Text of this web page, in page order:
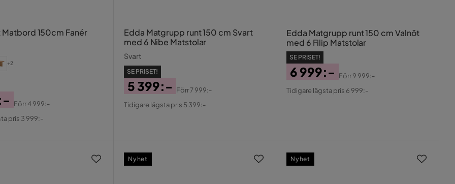
Matbord 150cm Fanér
+2
Förr4 999:-
pris 3 999:-
Edda Matgrupp runt 150 cm Svart
med 6 Nibe Matstolar
Svart
SE PRISET!
Pris
5 399:-
Original
Förr7 999:-
Tidigare lägsta pris 5 399:-
Edda Matgrupp runt 150 cm Valnöt
med 6 Filip Matstolar
SE PRISET!
Pris
6 999:-
Original
Förr9 999:-
Tidigare lägsta pris 6 999:-
Nyhet Nyhet